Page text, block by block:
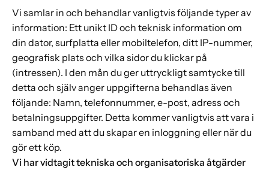
Vi samlar in och behandlar vanligtvis följande typer av
information: Ett unikt ID och teknisk information om
din dator, surfplatta eller mobiltelefon, ditt IP-nummer,
geografisk plats och vilka sidor du klickar på
(intressen). I den mån du ger uttryckligt samtycke till
detta och själv anger uppgifterna behandlas även
följande: Namn, telefonnummer, e-post, adress och
betalningsuppgifter. Detta kommer vanligtvis att vara i
samband med att du skapar en inloggning eller när du
gör ett köp.
Vi har vidtagit tekniska och organisatoriska åtgärder